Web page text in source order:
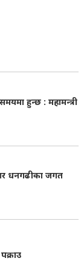
हुन्छ : महामन्त्री
धनगढीका जगत